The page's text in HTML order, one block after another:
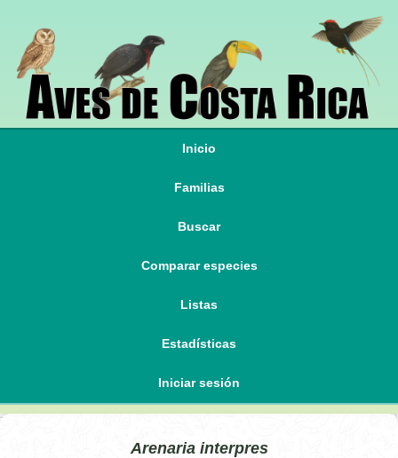
Inicio
Familias
Buscar
Comparar especies
Listas
Estadísticas
Iniciar sesión
Arenaria interpres